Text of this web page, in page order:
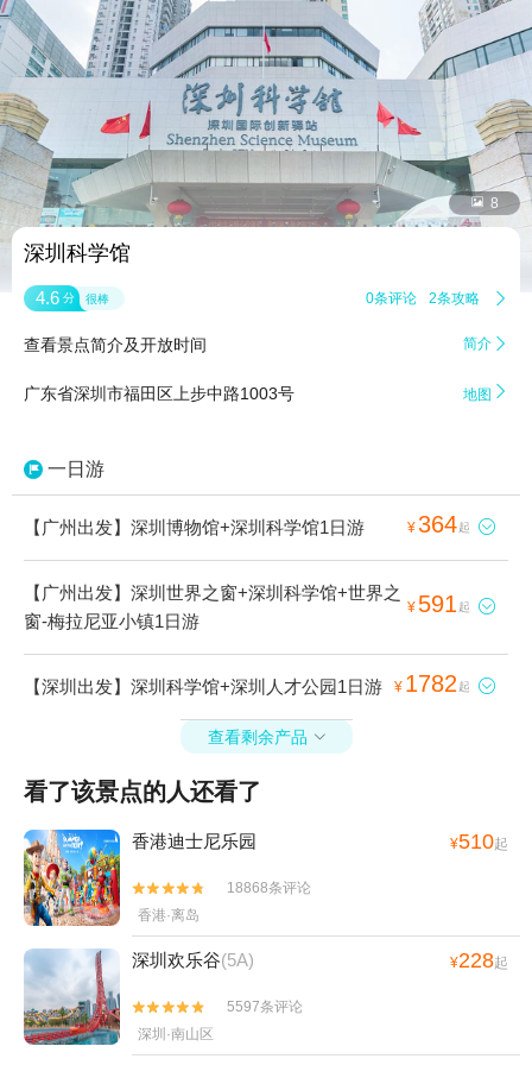
 8
深圳科学馆
4.6 分 很棒 0条评论 2条攻略 
查看景点简介及开放时间 简介 
广东省深圳市福田区上步中路1003号 地图 
一日游
【广州出发】深圳博物馆+深圳科学馆1日游 ¥364起 
【广州出发】深圳世界之窗+深圳科学馆+世界之
窗-梅拉尼亚小镇1日游
¥ 591 起 
【深圳出发】深圳科学馆+深圳人才公园1日游 ¥ 1782 起 
查看剩余产品 
看了该景点的人还看了
香港迪士尼乐园 ¥510起


18868条评论
香港·离岛
深圳欢乐谷(5A) ¥228起


5597条评论
深圳·南山区
